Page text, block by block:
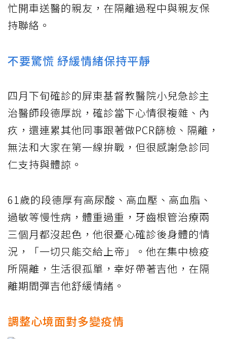
忙開車送醫的親友，在隔離過程中與親友保
持聯絡。
不要驚慌 紓緩情緒保持平靜
四月下旬確診的屏東基督教醫院小兒急診主
治醫師段德厚說，確診當下心情很複雜、內
疚，還連累其他同事跟著做PCR篩檢、隔離，
無法和大家在第一線拚戰，但很感謝急診同
仁支持與體諒。
61歲的段德厚有高尿酸、高血壓、高血脂、
過敏等慢性病，體重過重，牙齒根管治療兩
三個月都沒起色，他很憂心確診後身體的情
況，「一切只能交給上帝」。他在集中檢疫
所隔離，生活很孤單，幸好帶著吉他，在隔
離期間彈吉他舒緩情緒。
調整心境面對多變疫情